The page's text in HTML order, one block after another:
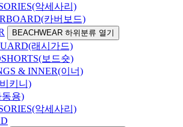
악세사리)
카버보드)
BEACHWEAR 하위분류 열기
래시가드)
보드숏)
& INNER(이너)
키니)
용)
악세사리)